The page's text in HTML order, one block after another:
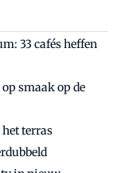
33 cafés heffen
smaak op de
het terras